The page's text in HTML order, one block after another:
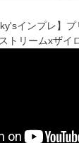
インプレ】
トリームxザイ